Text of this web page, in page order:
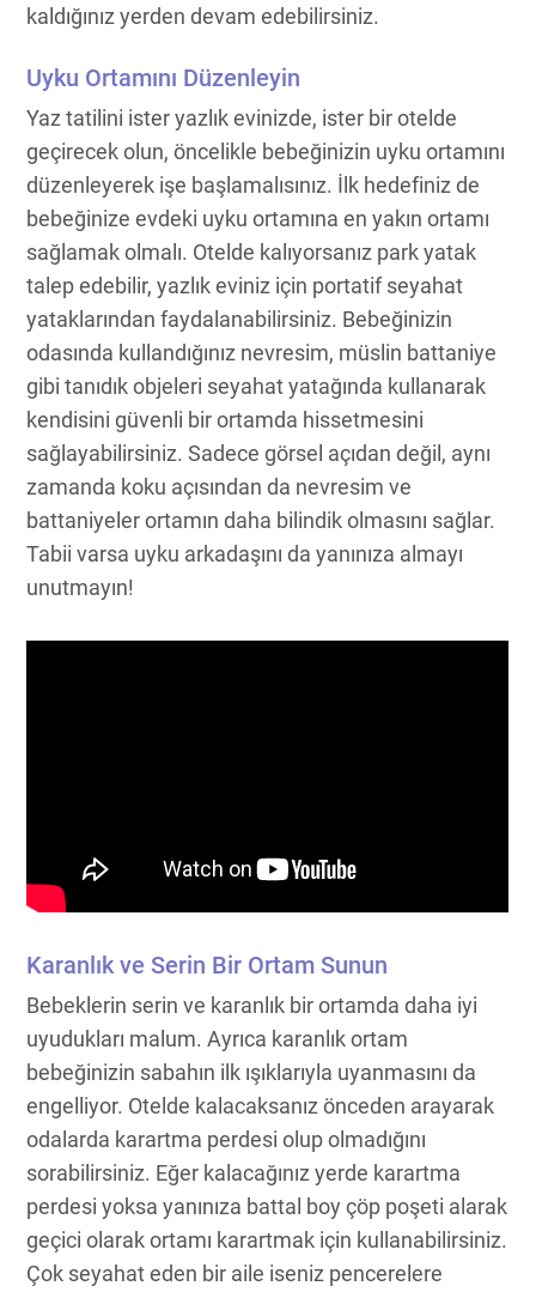
kaldığınız yerden devam edebilirsiniz.
Uyku Ortamını Düzenleyin
Yaz tatilini ister yazlık evinizde, ister bir otelde
geçirecek olun, öncelikle bebeğinizin uyku ortamını
düzenleyerek işe başlamalısınız. İlk hedefiniz de
bebeğinize evdeki uyku ortamına en yakın ortamı
sağlamak olmalı. Otelde kalıyorsanız park yatak
talep edebilir, yazlık eviniz için portatif seyahat
yataklarından faydalanabilirsiniz. Bebeğinizin
odasında kullandığınız nevresim, müslin battaniye
gibi tanıdık objeleri seyahat yatağında kullanarak
kendisini güvenli bir ortamda hissetmesini
sağlayabilirsiniz. Sadece görsel açıdan değil, aynı
zamanda koku açısından da nevresim ve
battaniyeler ortamın daha bilindik olmasını sağlar.
Tabii varsa uyku arkadaşını da yanınıza almayı
unutmayın!
Karanlık ve Serin Bir Ortam Sunun
Bebeklerin serin ve karanlık bir ortamda daha iyi
uyudukları malum. Ayrıca karanlık ortam
bebeğinizin sabahın ilk ışıklarıyla uyanmasını da
engelliyor. Otelde kalacaksanız önceden arayarak
odalarda karartma perdesi olup olmadığını
sorabilirsiniz. Eğer kalacağınız yerde karartma
perdesi yoksa yanınıza battal boy çöp poşeti alarak
geçici olarak ortamı karartmak için kullanabilirsiniz.
Çok seyahat eden bir aile iseniz pencerelere